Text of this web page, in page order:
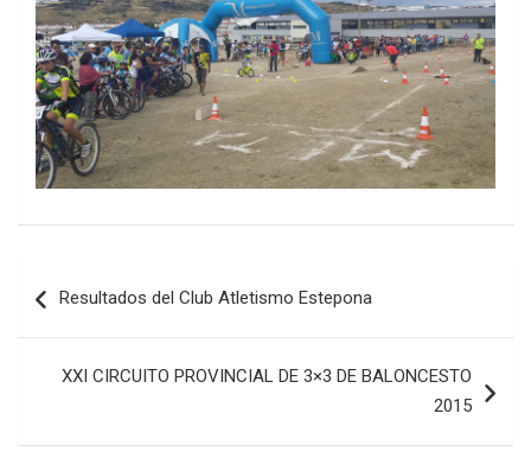
de
Resultados del Club Atletismo Estepona
XXI CIRCUITO PROVINCIAL DE 3×3 DE BALONCESTO
2015